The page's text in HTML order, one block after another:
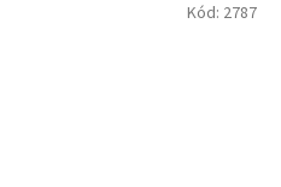
Kód: 2787